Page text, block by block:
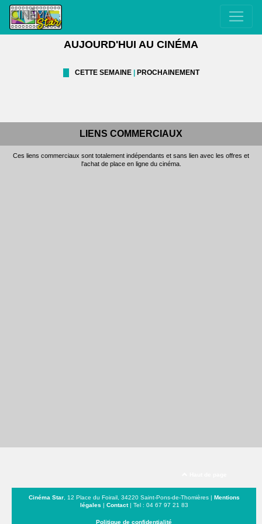
AUJOURD'HUI AU CINÉMA
CETTE SEMAINE| PROCHAINEMENT
LIENS COMMERCIAUX
Ces liens commerciaux sont totalement indépendants et sans lien avec les offres et
l'achat de place en ligne du cinéma.
Cinéma Star, 12 Place du Foirail, 34220 Saint-Pons-de-Thomières | Mentions
légales | Contact| Tel : 04 67 97 21 83
Politique de confidentialité